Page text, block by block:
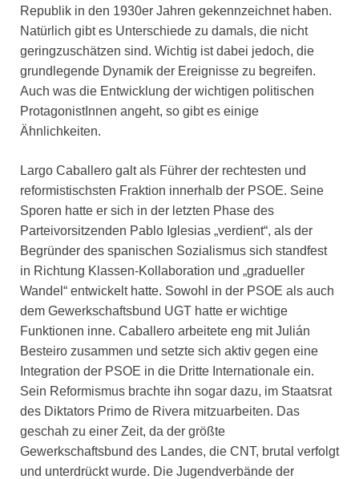
Republik in den 1930er Jahren gekennzeichnet haben.
Natürlich gibt es Unterschiede zu damals, die nicht
geringzuschätzen sind. Wichtig ist dabei jedoch, die
grundlegende Dynamik der Ereignisse zu begreifen.
Auch was die Entwicklung der wichtigen politischen
ProtagonistInnen angeht, so gibt es einige
Ähnlichkeiten.
Largo Caballero galt als Führer der rechtesten und
reformistischsten Fraktion innerhalb der PSOE. Seine
Sporen hatte er sich in der letzten Phase des
Parteivorsitzenden Pablo Iglesias „verdient“, als der
Begründer des spanischen Sozialismus sich standfest
in Richtung Klassen-Kollaboration und „gradueller
Wandel“ entwickelt hatte. Sowohl in der PSOE als auch
dem Gewerkschaftsbund UGT hatte er wichtige
Funktionen inne. Caballero arbeitete eng mit Julián
Besteiro zusammen und setzte sich aktiv gegen eine
Integration der PSOE in die Dritte Internationale ein.
Sein Reformismus brachte ihn sogar dazu, im Staatsrat
des Diktators Primo de Rivera mitzuarbeiten. Das
geschah zu einer Zeit, da der größte
Gewerkschaftsbund des Landes, die CNT, brutal verfolgt
und unterdrückt wurde. Die Jugendverbände der